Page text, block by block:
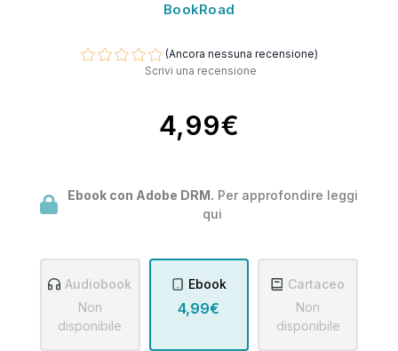
BookRoad
(Ancora nessuna recensione)
Scrivi una recensione
4,99€
Ebook con Adobe DRM. Per approfondire leggi
qui
Audiobook
Non
disponibile
Ebook
4,99€
Cartaceo
Non
disponibile